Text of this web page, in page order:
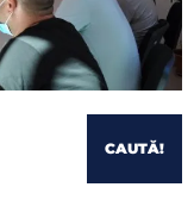
CAUTĂ!